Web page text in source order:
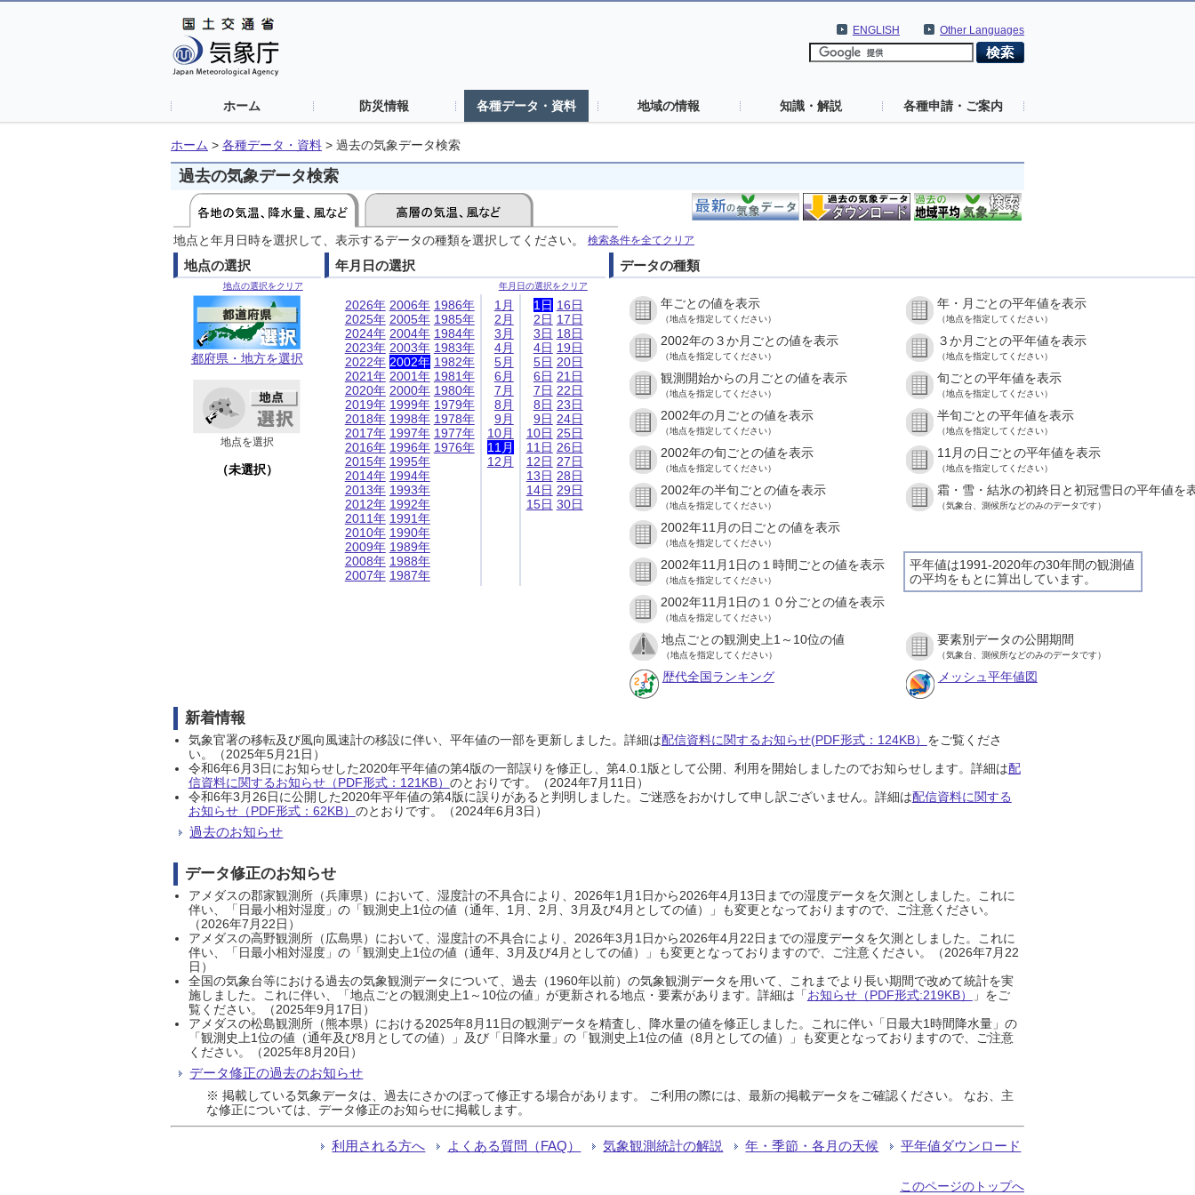
Other Languages
ENGLISH
ホーム 防災情報 各種データ・資料 地域の情報 知識・解説 各種申請・ご案内
ホーム > 各種データ・資料 > 過去の気象データ検索
過去の気象データ検索
地点と年月日時を選択して、表示するデータの種類を選択してください。 検索条件を全てクリア
地点の選択
地点の選択をクリア
都府県・地方を選択
地点を選択
（未選択）
年月日の選択
年月日の選択をクリア
2026年
2025年
2024年
2023年
2022年
2021年
2020年
2019年
2018年
2017年
2016年
2015年
2014年
2013年
2012年
2011年
2010年
2009年
2008年
2007年
2006年
2005年
2004年
2003年
2002年
2001年
2000年
1999年
1998年
1997年
1996年
1995年
1994年
1993年
1992年
1991年
1990年
1989年
1988年
1987年
1986年
1985年
1984年
1983年
1982年
1981年
1980年
1979年
1978年
1977年
1976年
1月
2月
3月
4月
5月
6月
7月
8月
9月
10月
11月
12月
1日
2日
3日
4日
5日
6日
7日
8日
9日
10日
11日
12日
13日
14日
15日
16日
17日
18日
19日
20日
21日
22日
23日
24日
25日
26日
27日
28日
29日
30日
データの種類
年ごとの値を表示
（地点を指定してください）
年・月ごとの平年値を表示
（地点を指定してください）
2002年の３か月ごとの値を表示
（地点を指定してください）
３か月ごとの平年値を表示
（地点を指定してください）
観測開始からの月ごとの値を表示
（地点を指定してください）
旬ごとの平年値を表示
（地点を指定してください）
2002年の月ごとの値を表示
（地点を指定してください）
半旬ごとの平年値を表示
（地点を指定してください）
2002年の旬ごとの値を表示
（地点を指定してください）
11月の日ごとの平年値を表示
（地点を指定してください）
2002年の半旬ごとの値を表示
（地点を指定してください）
霜・雪・結氷の初終日と初冠雪日の平年値を
（気象台、測候所などのみのデータです）
2002年11月の日ごとの値を表示
（地点を指定してください）
平年値は1991-2020年の30年間の観測値
の平均をもとに算出しています。
2002年11月1日の１時間ごとの値を表示
（地点を指定してください）
2002年11月1日の１０分ごとの値を表示
（地点を指定してください）
地点ごとの観測史上1～10位の値
（地点を指定してください）
要素別データの公開期間
（気象台、測候所などのみのデータです）
歴代全国ランキング メッシュ平年値図
新着情報
気象官署の移転及び風向風速計の移設に伴い、平年値の一部を更新しました。詳細は配信資料に関するお知らせ(PDF形式：124KB） をご覧くださ
い。（2025年5月21日）
令和6年6月3日にお知らせした2020年平年値の第4版の一部誤りを修正し、第4.0.1版として公開、利用を開始しましたのでお知らせします。詳細は配
信資料に関するお知らせ（PDF形式：121KB） のとおりです。（2024年7月11日）
令和6年3月26日に公開した2020年平年値の第4版に誤りがあると判明しました。ご迷惑をおかけして申し訳ございません。詳細は配信資料に関する
お知らせ（PDF形式：62KB） のとおりです。（2024年6月3日）
過去のお知らせ
データ修正のお知らせ
アメダスの郡家観測所（兵庫県）において、湿度計の不具合により、2026年1月1日から2026年4月13日までの湿度データを欠測としました。これに
伴い、「日最小相対湿度」の「観測史上1位の値（通年、1月、2月、3月及び4月としての値）」も変更となっておりますので、ご注意ください。
（2026年7月22日）
アメダスの高野観測所（広島県）において、湿度計の不具合により、2026年3月1日から2026年4月22日までの湿度データを欠測としました。これに
伴い、「日最小相対湿度」の「観測史上1位の値（通年、3月及び4月としての値）」も変更となっておりますので、ご注意ください。（2026年7月22
日）
全国の気象台等における過去の気象観測データについて、過去（1960年以前）の気象観測データを用いて、これまでより長い期間で改めて統計を実
施しました。これに伴い、「地点ごとの観測史上1～10位の値」が更新される地点・要素があります。詳細は「お知らせ（PDF形式:219KB）
」をご
覧ください。（2025年9月17日）
アメダスの松島観測所（熊本県）における2025年8月11日の観測データを精査し、降水量の値を修正しました。これに伴い「日最大1時間降水量」の
「観測史上1位の値（通年及び8月としての値）」及び「日降水量」の「観測史上1位の値（8月としての値）」も変更となっておりますので、ご注意
ください。（2025年8月20日）
データ修正の過去のお知らせ
※ 掲載している気象データは、過去にさかのぼって修正する場合があります。 ご利用の際には、最新の掲載データをご確認ください。 なお、主
な修正については、データ修正のお知らせに掲載します。
利用される方へ よくある質問（FAQ） 気象観測統計の解説 年・季節・各月の天候 平年値ダウンロード
このページのトップへ